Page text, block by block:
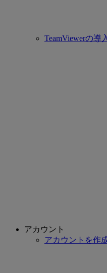
TeamViewerの導
アカウント
アカウントを作